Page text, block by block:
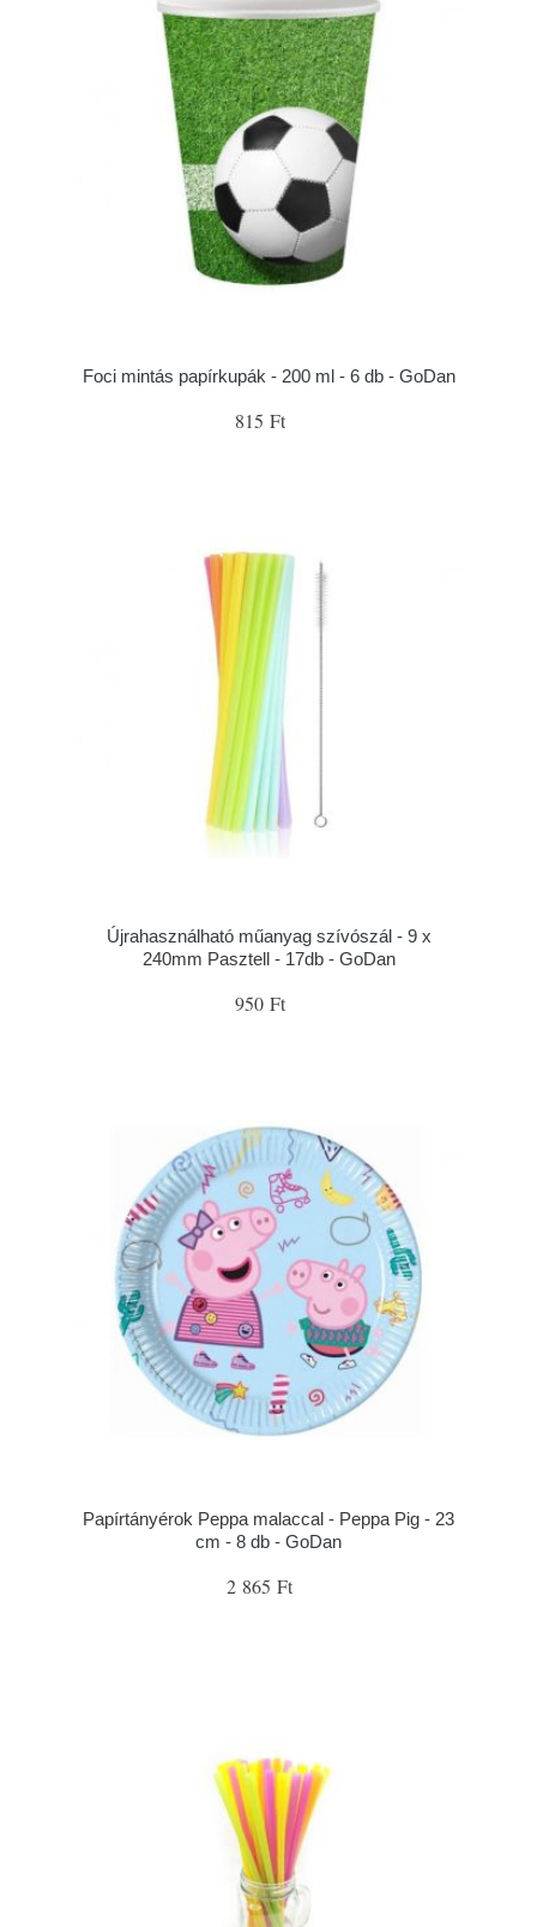
Foci mintás papírkupák - 200 ml - 6 db - GoDan
815 Ft
Újrahasználható műanyag szívószál - 9 x
240mm Pasztell - 17db - GoDan
950 Ft
Papírtányérok Peppa malaccal - Peppa Pig - 23
cm - 8 db - GoDan
2 865 Ft